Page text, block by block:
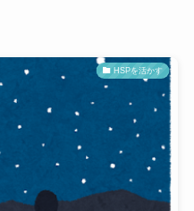
HSPを活かす